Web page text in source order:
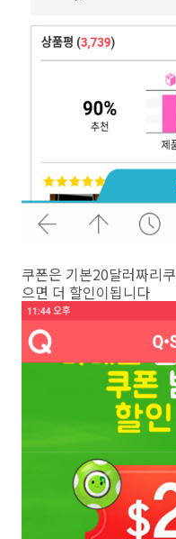
쿠폰은 기본20달러짜리
으면 더 할인이됩니다